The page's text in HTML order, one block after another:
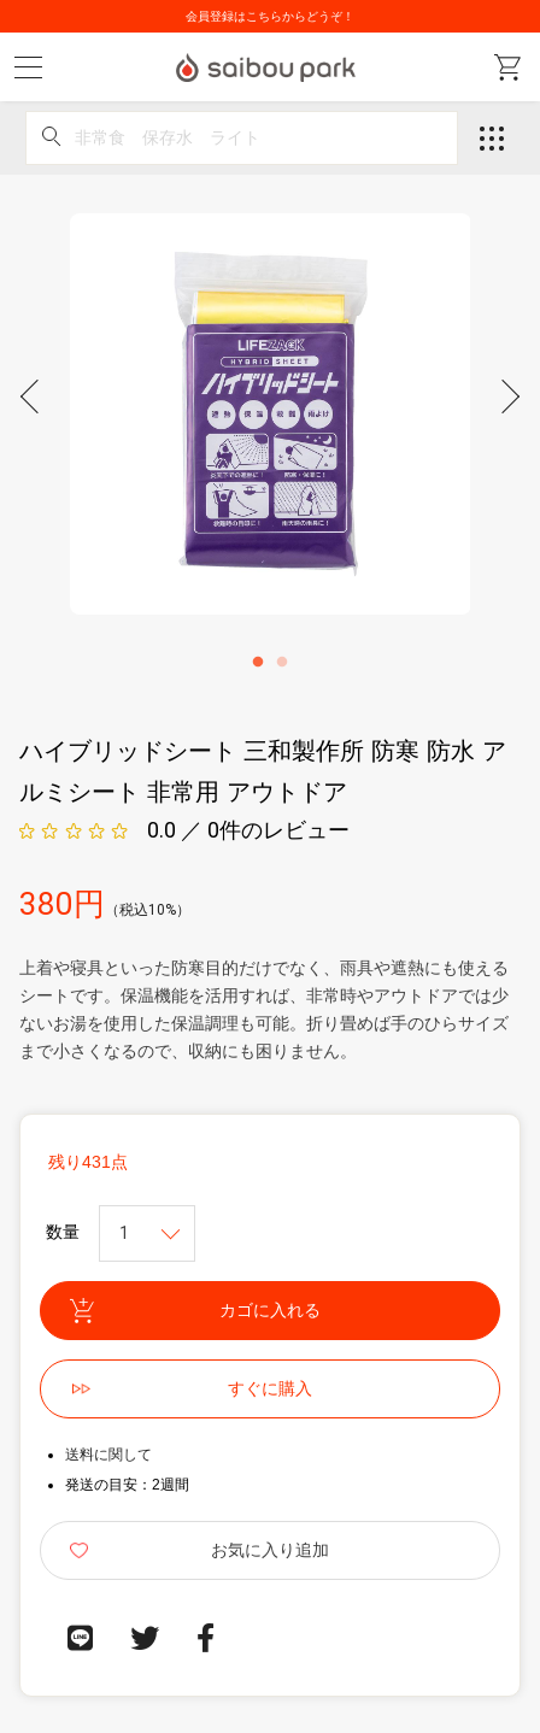
会員登録はこちらからどうぞ！
非常食 保存水 ライト
ハイブリッドシート 三和製作所 防寒 防水 ア
ルミシート 非常用 アウトドア
0.0 ／ 0件のレビュー
380円 （税込10%）
上着や寝具といった防寒目的だけでなく、雨具や遮熱にも使える
シートです。保温機能を活用すれば、非常時やアウトドアでは少
ないお湯を使用した保温調理も可能。折り畳めば手のひらサイズ
まで小さくなるので、収納にも困りません。
残り431点
数量
送料に関して
発送の目安：2週間